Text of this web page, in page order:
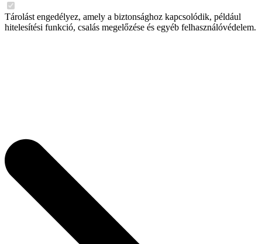
Tárolást engedélyez, amely a biztonsághoz kapcsolódik, például
hitelesítési funkció, csalás megelőzése és egyéb felhasználóvédelem.